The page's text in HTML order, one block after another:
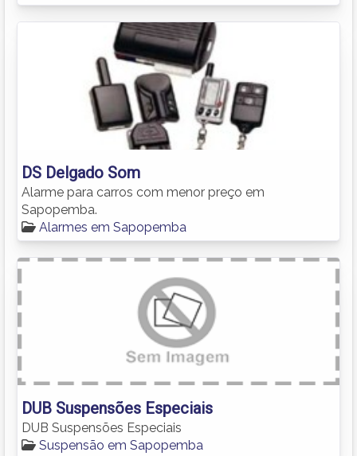
DS Delgado Som
Alarme para carros com menor preço em
Sapopemba.
Alarmes em Sapopemba
DUB Suspensões Especiais
DUB Suspensões Especiais
Suspensão em Sapopemba